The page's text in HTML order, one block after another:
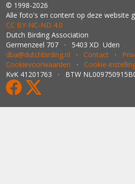
© 1998-2026
Alle foto's en content op deze website
CC BY‑NC‑ND 4.0
Dutch Birding Association
Germenzeel 707 · 5403 XD Uden
dba@dutchbirding.nl · Contact ·
Cookievoorwaarden · Cookie-
KvK 41201763 · BTW